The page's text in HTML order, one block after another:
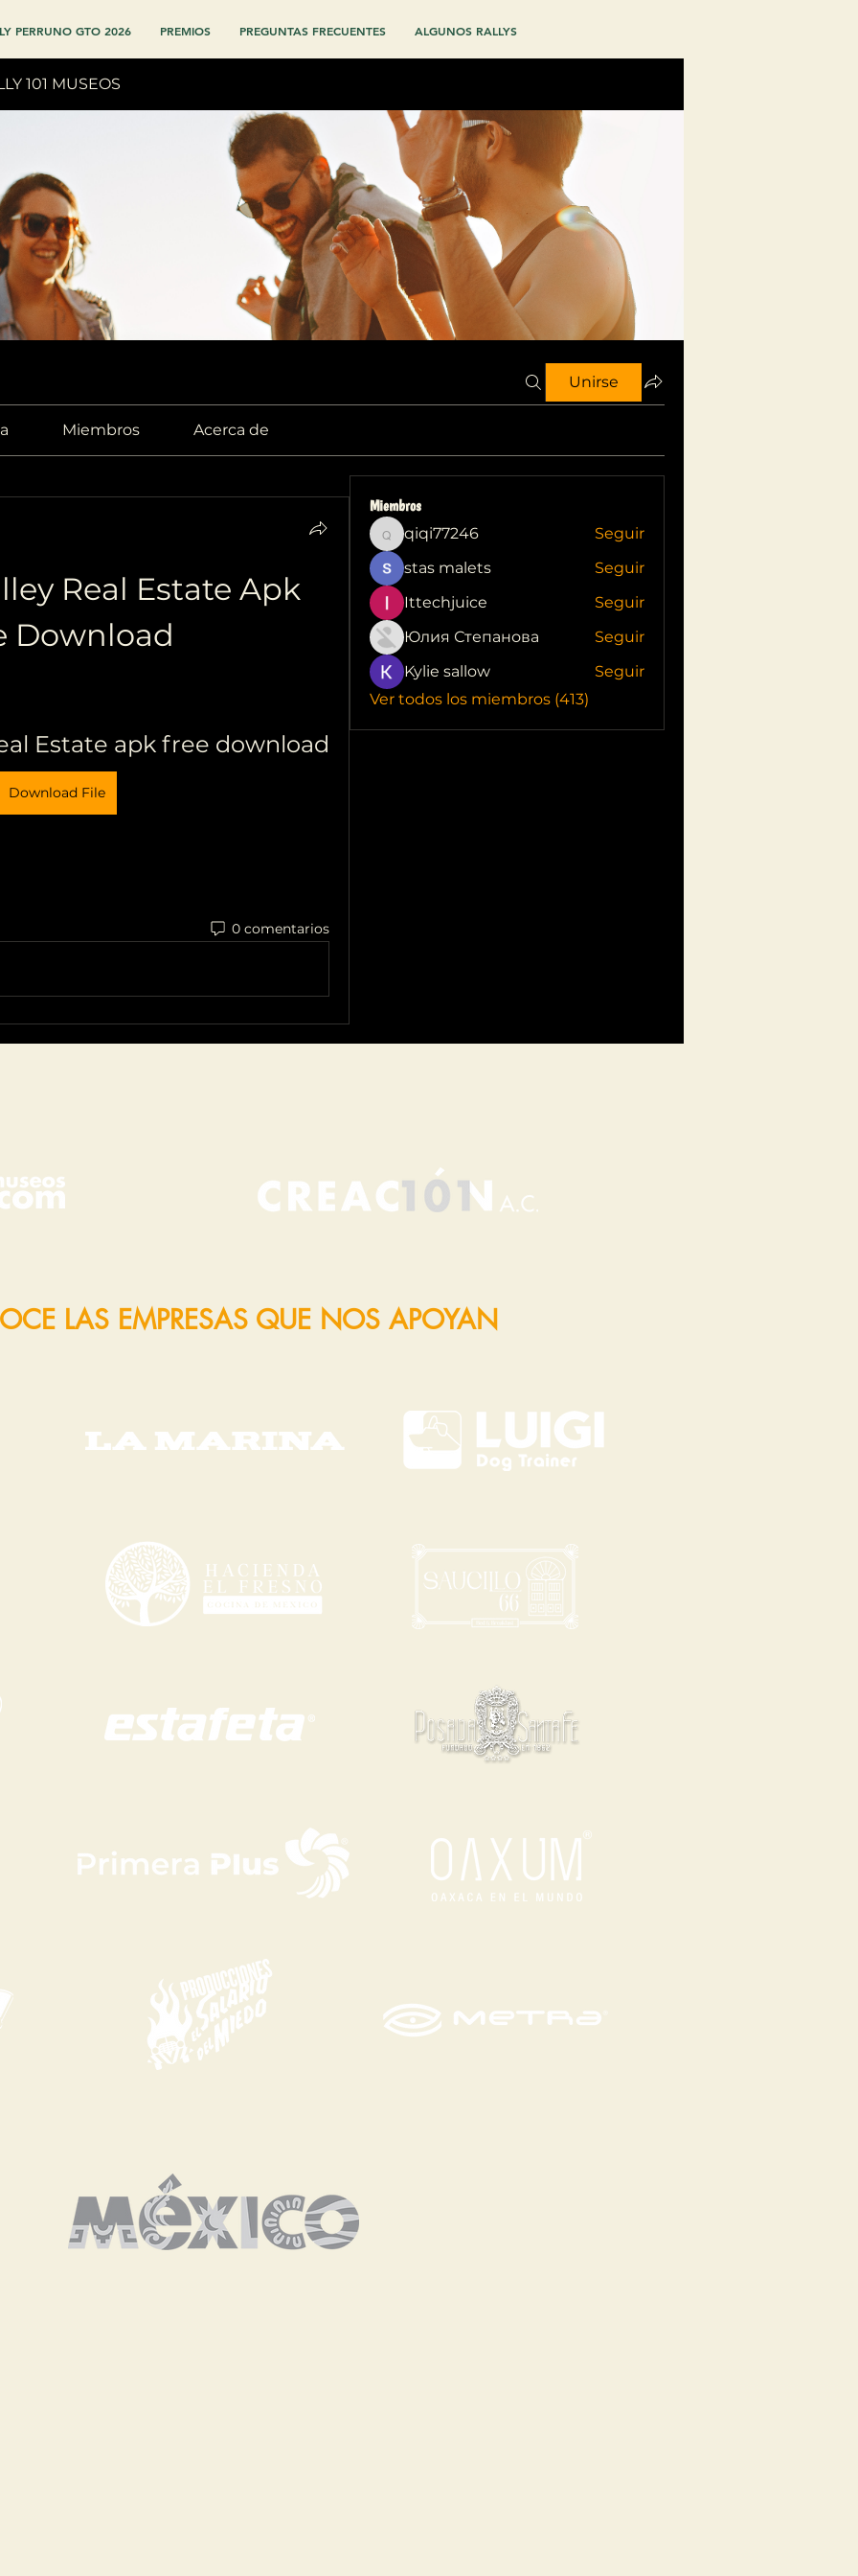
PERRUNO GTO 2026 PREMIOS PREGUNTAS FRECUENTES ALGUNOS RALLYS
101 MUSEOS
Unirse
Miembros Acerca de
Real Estate Apk
Download
Estate apk free download
Download File
0 comentarios
Miembros
qiqi77246
qiqi77246
Seguir
stas malets
Seguir
Ittechjuice
Seguir
Юлия Степанова
Seguir
Kylie sallow
Seguir
Ver todos los miembros (413)
LAS EMPRESAS QUE NOS APOYAN